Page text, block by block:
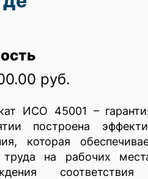
руб.
ИСО 45001 –
построена
которая
труда на рабочих
соответствия